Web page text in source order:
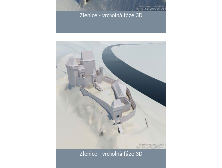
Zlenice - vrcholná fáze 3D
Zlenice - vrcholná fáze 3D